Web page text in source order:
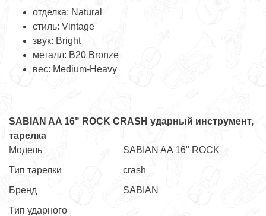
отделка: Natural
стиль: Vintage
звук: Bright
металл: B20 Bronze
вес: Medium-Heavy
SABIAN AA 16" ROCK CRASH ударный инструмент,
тарелка
Модель
SABIAN AA 16" ROCK
Тип тарелки
crash
Бренд
SABIAN
Тип ударного